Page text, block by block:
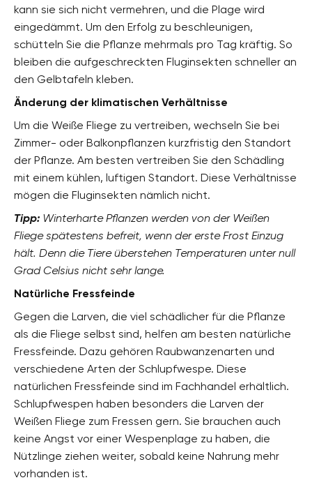
kann sie sich nicht vermehren, und die Plage wird
eingedämmt. Um den Erfolg zu beschleunigen,
schütteln Sie die Pflanze mehrmals pro Tag kräftig. So
bleiben die aufgeschreckten Fluginsekten schneller an
den Gelbtafeln kleben.
Änderung der klimatischen Verhältnisse
Um die Weiße Fliege zu vertreiben, wechseln Sie bei
Zimmer- oder Balkonpflanzen kurzfristig den Standort
der Pflanze. Am besten vertreiben Sie den Schädling
mit einem kühlen, luftigen Standort. Diese Verhältnisse
mögen die Fluginsekten nämlich nicht.
Tipp: Winterharte Pflanzen werden von der Weißen
Fliege spätestens befreit, wenn der erste Frost Einzug
hält. Denn die Tiere überstehen Temperaturen unter null
Grad Celsius nicht sehr lange.
Natürliche Fressfeinde
Gegen die Larven, die viel schädlicher für die Pflanze
als die Fliege selbst sind, helfen am besten natürliche
Fressfeinde. Dazu gehören Raubwanzenarten und
verschiedene Arten der Schlupfwespe. Diese
natürlichen Fressfeinde sind im Fachhandel erhältlich.
Schlupfwespen haben besonders die Larven der
Weißen Fliege zum Fressen gern. Sie brauchen auch
keine Angst vor einer Wespenplage zu haben, die
Nützlinge ziehen weiter, sobald keine Nahrung mehr
vorhanden ist.